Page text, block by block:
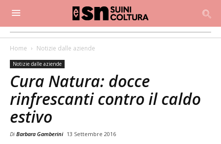
Home Notizie dalle aziende
Notizie dalle aziende
Cura Natura: docce
rinfrescanti contro il caldo
estivo
Di Barbara Gamberini 13 Settembre 2016